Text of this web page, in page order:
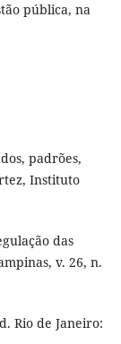
pública, na
padrões,
Instituto
das
v. 26, n.
Rio de Janeiro: